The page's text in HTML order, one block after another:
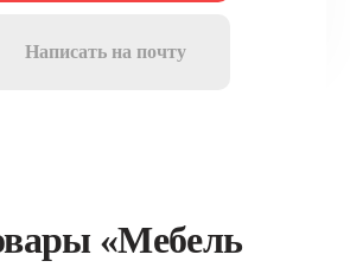
Написать на почту
«Мебель